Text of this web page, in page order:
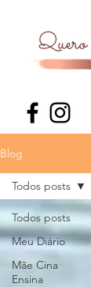
Blog
Todos posts
Meu Diário
Mãe Cina
Ensina
Todos posts